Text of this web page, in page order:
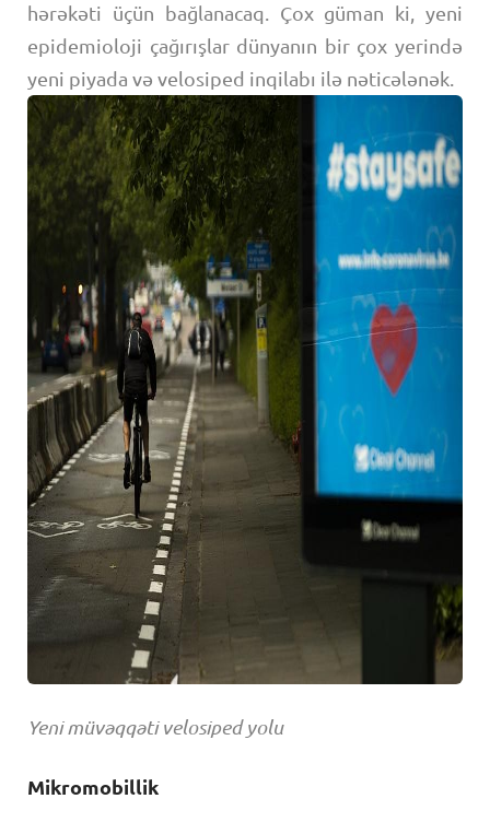
hərəkəti üçün bağlanacaq. Çox güman ki, yeni
epidemioloji çağırışlar dünyanın bir çox yerində
yeni piyada və velosiped inqilabı ilə nəticələnək.
Yeni müvəqqəti velosiped yolu
Mikromobillik